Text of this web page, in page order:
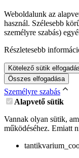
Weboldalunk az
használ. Szélesebb
személyre szabás)
Részletesebb
Kötelező sütik
Összes elfogadása
Személyre szabás
Alapvető sütik
Vannak olyan sütik,
működéséhez. Emiatt